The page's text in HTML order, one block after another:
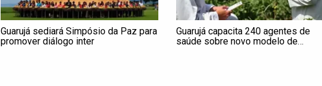
Guarujá sediará Simpósio da Paz para
promover diálogo inter
Guarujá capacita 240 agentes de
saúde sobre novo modelo de